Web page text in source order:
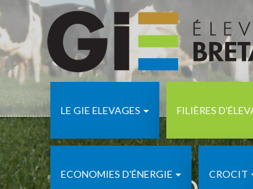
LE GIE ELEVAGES FILIÈRES
ECONOMIES D'ÉNERGIE CROCIT